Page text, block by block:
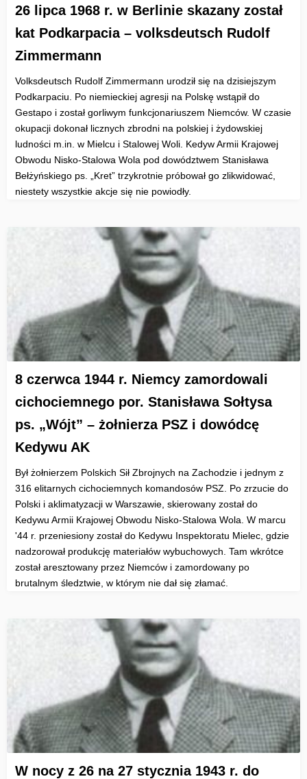
26 lipca 1968 r. w Berlinie skazany został
kat Podkarpacia – volksdeutsch Rudolf
Zimmermann
Volksdeutsch Rudolf Zimmermann urodził się na dzisiejszym
Podkarpaciu. Po niemieckiej agresji na Polskę wstąpił do
Gestapo i został gorliwym funkcjonariuszem Niemców. W czasie
okupacji dokonał licznych zbrodni na polskiej i żydowskiej
ludności m.in. w Mielcu i Stalowej Woli. Kedyw Armii Krajowej
Obwodu Nisko-Stalowa Wola pod dowództwem Stanisława
Bełżyńskiego ps. „Kret” trzykrotnie próbował go zlikwidować,
niestety wszystkie akcje się nie powiodły.
8 czerwca 1944 r. Niemcy zamordowali
cichociemnego por. Stanisława Sołtysa
ps. „Wójt” – żołnierza PSZ i dowódcę
Kedywu AK
Był żołnierzem Polskich Sił Zbrojnych na Zachodzie i jednym z
316 elitarnych cichociemnych komandosów PSZ. Po zrzucie do
Polski i aklimatyzacji w Warszawie, skierowany został do
Kedywu Armii Krajowej Obwodu Nisko-Stalowa Wola. W marcu
'44 r. przeniesiony został do Kedywu Inspektoratu Mielec, gdzie
nadzorował produkcję materiałów wybuchowych. Tam wkrótce
został aresztowany przez Niemców i zamordowany po
brutalnym śledztwie, w którym nie dał się złamać.
W nocy z 26 na 27 stycznia 1943 r. do